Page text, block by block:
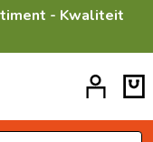
- Kwaliteit